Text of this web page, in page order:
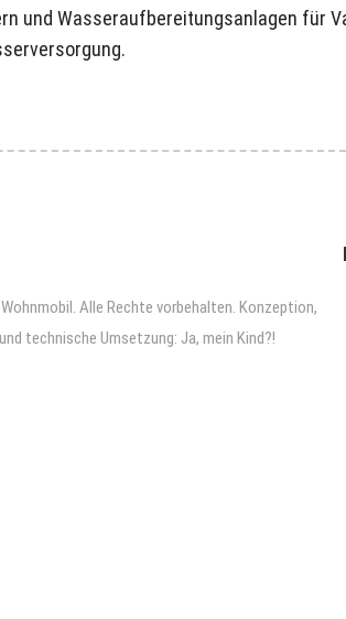
und Wasseraufbereitungsanlagen für
Alle Rechte vorbehalten. Konzeption,
technische Umsetzung: Ja, mein Kind?!